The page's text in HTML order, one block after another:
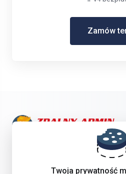
Zamów
Twoja prywatność